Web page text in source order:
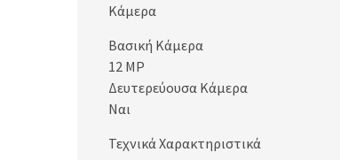
Κάμερα
Βασική Κάμερα
12 MP
Δευτερεύουσα Κάμερα
Ναι
Τεχνικά Χαρακτηριστικά